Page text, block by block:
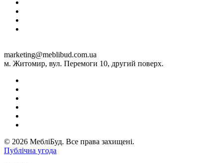
marketing@meblibud.com.ua
м. Житомир, вул. Перемоги 10, другий поверх.
© 2026 МебліБуд. Все права захищені.
Публічна угода